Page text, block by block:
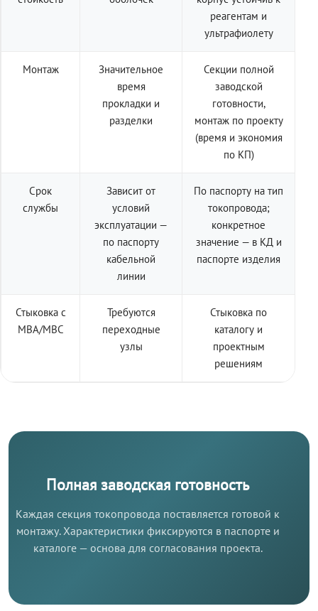
реагентам и
ультрафиолету
Монтаж
Значительное
время
прокладки и
разделки
Секции полной
заводской
готовности,
монтаж по проекту
(время и экономия
по КП)
Срок
службы
Зависит от
условий
эксплуатации —
по паспорту
кабельной
линии
По паспорту на тип
токопровода;
конкретное
значение — в КД и
паспорте изделия
Стыковка с
МВА/МВС
Требуются
переходные
узлы
Стыковка по
каталогу и
проектным
решениям
Полная заводская готовность
Каждая секция токопровода поставляется готовой к
монтажу. Характеристики фиксируются в паспорте и
каталоге — основа для согласования проекта.